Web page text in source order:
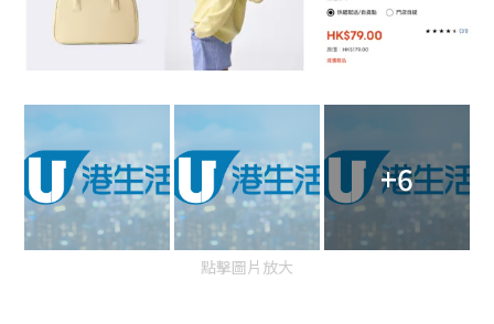
+6
點擊圖片放大